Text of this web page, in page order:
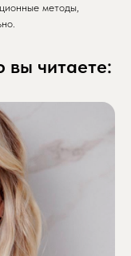
методы,
вы читаете: